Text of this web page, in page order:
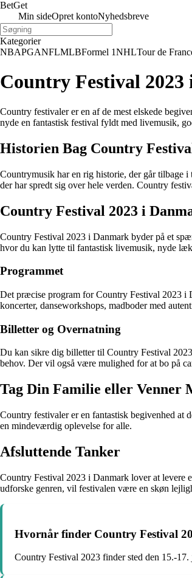
BetGet
Min sideOpret kontoNyhedsbreve
Kategorier
NBAPGANFLMLBFormel 1NHLTour de
Country Festival
Country festivaler er en af de mest elskede
nyde en fantastisk festival fyldt med livemusik,
Historien Bag Country
Countrymusik har en rig historie, der går tilbage i
der har spredt sig over hele verden. Country
Country Festival 2023 i
Country Festival 2023 i Danmark byder på et
hvor du kan lytte til fantastisk livemusik, nyde
Programmet
Det præcise program for Country Festival 2023 i
koncerter, danseworkshops, madboder med
Billetter og Overnatning
Du kan sikre dig billetter til Country Festival
behov. Der vil også være mulighed for at bo på
Tag Din Familie eller Venner
Country festivaler er en fantastisk begivenhed
en mindeværdig oplevelse for alle.
Afsluttende Tanker
Country Festival 2023 i Danmark lover at levere
udforske genren, vil festivalen være en skøn
Hvornår finder Country Festival
Country Festival 2023 finder sted den 15.-